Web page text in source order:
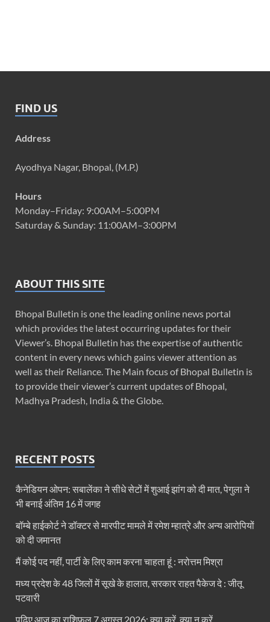
FIND US
Address
Ayodhya Nagar, Bhopal, (M.P.)
Hours
Monday–Friday: 9:00AM–5:00PM
Saturday & Sunday: 11:00AM–3:00PM
ABOUT THIS SITE
Bhopal Bulletin is one the leading online news portal
which provides the latest occurring updates for their
Viewer’s. Bhopal Bulletin has the expertise of authentic
content in every news which gains viewer attention as
well as their Reliance. The Main focus of Bhopal Bulletin is
to provide their viewer’s current updates of Bhopal,
Madhya Pradesh, India & the Globe.
RECENT POSTS
कैनेडियन ओपन: सबालेंका ने सीधे सेटों में शुआई झांग को दी मात, पेगुला ने
भी बनाई अंतिम 16 में जगह
बॉम्बे हाईकोर्ट ने डॉक्टर से मारपीट मामले में रमेश म्हात्रे और अन्य आरोपियों
को दी जमानत
मैं कोई पद नहीं, पार्टी के लिए काम करना चाहता हूं : नरोत्तम मिश्रा
मध्य प्रदेश के 48 जिलों में सूखे के हालात, सरकार राहत पैकेज दे : जीतू
पटवारी
पढ़िए आज का राशिफल 7 अगस्त 2026: क्या करें, क्या न करें…